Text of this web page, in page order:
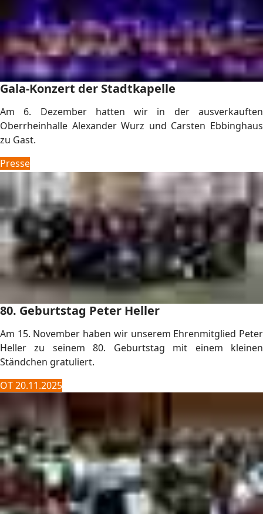
Gala-Konzert der Stadtkapelle
Am 6. Dezember hatten wir in der ausverkauften
Oberrheinhalle Alexander Wurz und Carsten Ebbinghaus
zu Gast.
Presse
80. Geburtstag Peter Heller
Am 15. November haben wir unserem Ehrenmitglied Peter
Heller zu seinem 80. Geburtstag mit einem kleinen
Ständchen gratuliert.
OT 20.11.2025